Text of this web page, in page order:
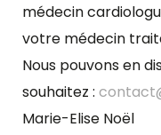
médecin
votre médecin
Nous pouvons en
souhaitez :
Marie-Elise Noël